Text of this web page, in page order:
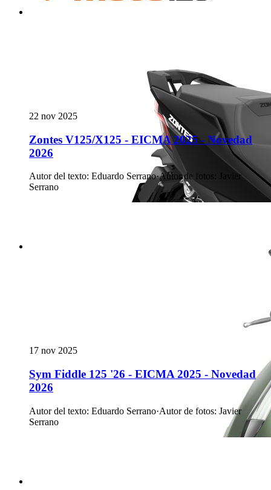
22 nov 2025
Zontes V125/X125 - EICMA 2025 - Novedad
2026
Autor del texto: Eduardo Serrano·Autor de fotos
Javier
Serrano
17 nov 2025
Sym Fiddle 125 '26 - EICMA 2025 - Novedad
2026
Autor del texto: Eduardo Serrano·Autor de fotos: Javier
Serrano